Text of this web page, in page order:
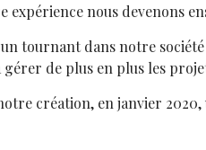
expérience nous devenons
un tournant dans notre
gérer de plus en plus les
création, en janvier